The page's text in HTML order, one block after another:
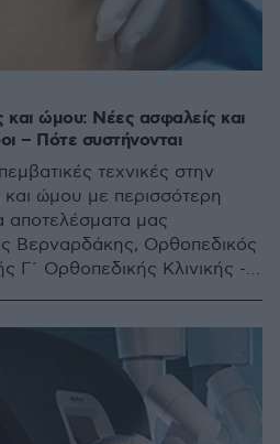
ώμου: Νέες ασφαλείς και
– Πότε συστήνονται
τεχνικές στην
ώμου με περισσότερη
αποτελέσματα μας
Βερναρδάκης, Ορθοπεδικός
Γ΄ Ορθοπεδικής Κλινικής -